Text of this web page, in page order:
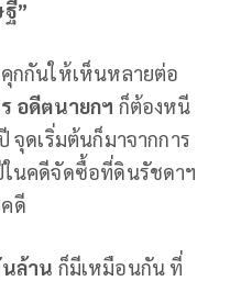
”
กกันให้เห็นหลายต่อ
อดีตนายกฯ ก็ต้องหนี
จุดเริ่มต้นก็มาจากการ
นคดีจัดซื้อที่ดินรัชดาฯ
ดี
ล้าน ก็มีเหมือนกัน ที่